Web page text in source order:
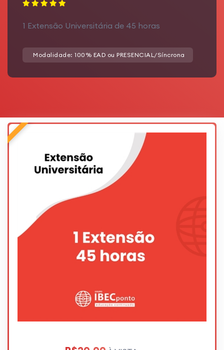
1 Extensão Universitária de 45 horas
Modalidade: 100% EAD ou PRESENCIAL/Síncrona